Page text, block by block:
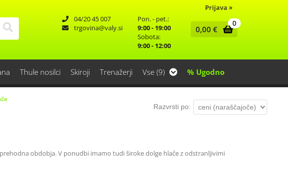
Prijava »
04/20 45 007
trgovina
valy.si
Pon. - pet.:
9:00 - 19:00
Sobota:
9:00 - 12:00
0
0,00 €
Thule nosilci Skiroji Trenažerji Vse (9) % Ugodno
Razvrsti po:
obdobja. V ponudbi imamo tudi široke dolge hlače z odstranljivimi